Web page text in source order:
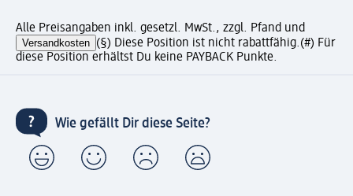
Alle Preisangaben inkl. gesetzl. MwSt., zzgl. Pfand und
Versandkosten (§) Diese Position ist nicht rabattfähig.(#) Für
diese Position erhältst Du keine PAYBACK Punkte.
Wie gefällt Dir diese Seite?